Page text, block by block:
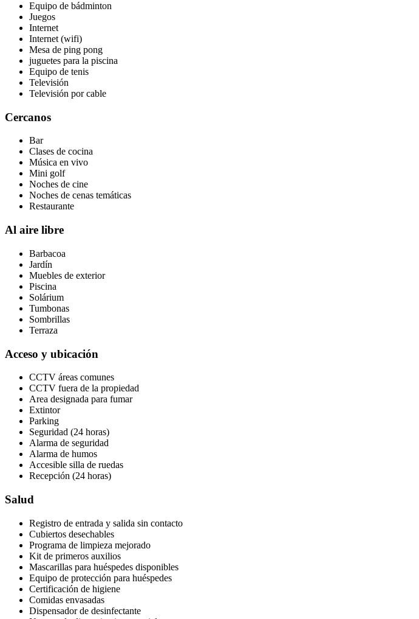
Equipo de bádminton
Juegos
Internet
Internet (wifi)
Mesa de ping pong
juguetes para la piscina
Equipo de tenis
Televisión
Televisión por cable
Cercanos
Bar
Clases de cocina
Música en vivo
Mini golf
Noches de cine
Noches de cenas temáticas
Restaurante
Al aire libre
Barbacoa
Jardín
Muebles de exterior
Piscina
Solárium
Tumbonas
Sombrillas
Terraza
Acceso y ubicación
CCTV áreas comunes
CCTV fuera de la propiedad
Area designada para fumar
Extintor
Parking
Seguridad (24 horas)
Alarma de seguridad
Alarma de humos
Accesible silla de ruedas
Recepción (24 horas)
Salud
Registro de entrada y salida sin contacto
Cubiertos desechables
Programa de limpieza mejorado
Kit de primeros auxilios
Mascarillas para huéspedes disponibles
Equipo de protección para huéspedes
Certificación de higiene
Comidas envasadas
Dispensador de desinfectante